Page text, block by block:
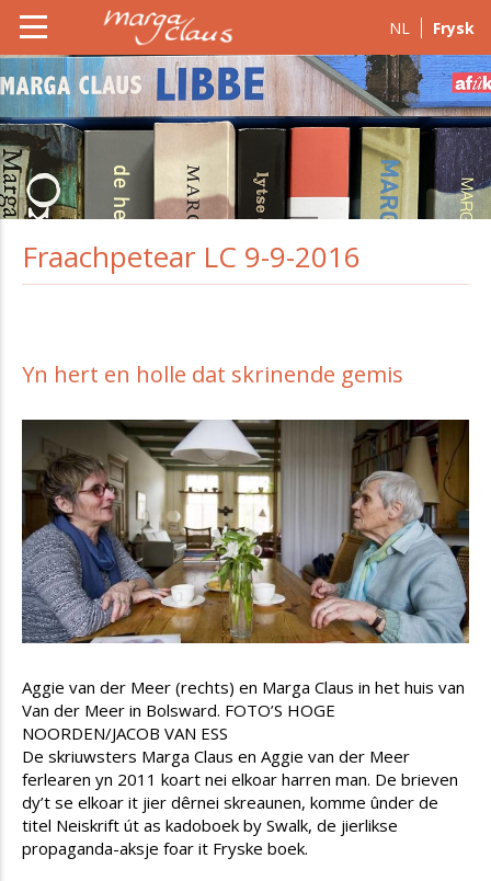
NL Frysk
Fraachpetear LC 9-9-2016
Yn hert en holle dat skrinende gemis
Aggie van der Meer (rechts) en Marga Claus in het huis van
Van der Meer in Bolsward. FOTO’S HOGE
NOORDEN/JACOB VAN ESS
De skriuwsters Marga Claus en Aggie van der Meer
ferlearen yn 2011 koart nei elkoar harren man. De brieven
dy’t se elkoar it jier dêrnei skreaunen, komme ûnder de
titel Neiskrift út as kadoboek by Swalk, de jierlikse
propaganda-aksje foar it Fryske boek.